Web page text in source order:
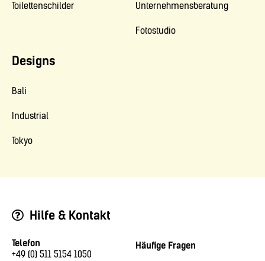
Designs
Toilettenschilder
Bali
Industrial
Tokyo
Unternehmensberatung
Fotostudio
Hilfe & Kontakt
Telefon
+49 (0) 511 5154 1050
Häufige Fragen